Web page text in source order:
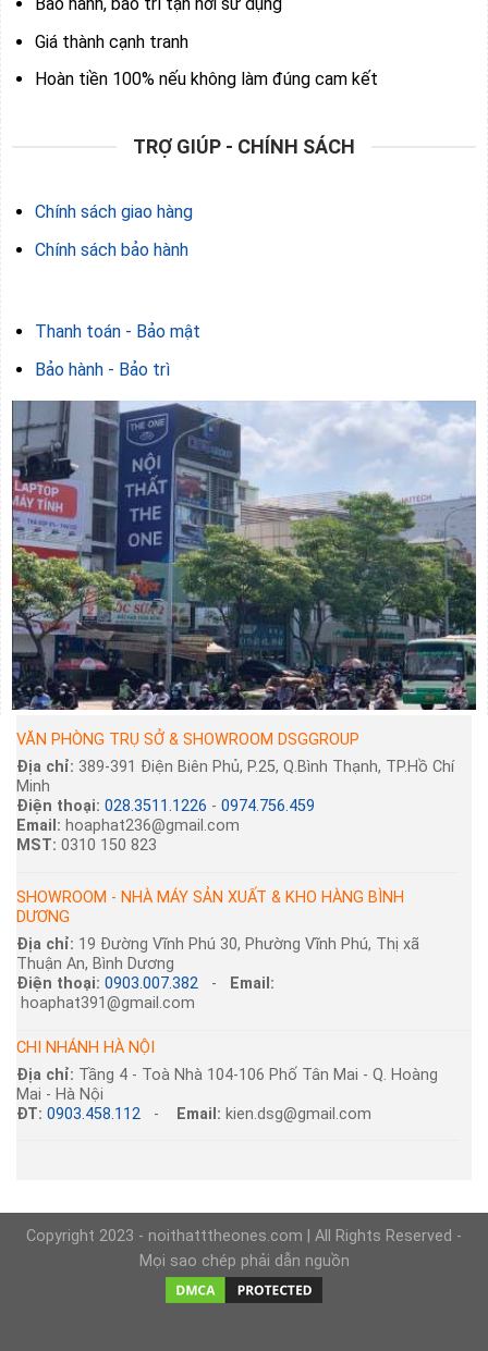
Giá thành cạnh tranh
Hoàn tiền 100% nếu không làm đúng cam kết
TRỢ GIÚP - CHÍNH SÁCH
Chính sách giao hàng
Chính sách bảo hành
Thanh toán - Bảo mật
Bảo hành - Bảo trì
VĂN PHÒNG TRỤ SỞ & SHOWROOM DSGGROUP
Địa chỉ: 389-391 Điện Biên Phủ, P.25, Q.Bình Thạnh, TP.Hồ Chí
Minh
Điện thoại: 028.3511.1226 - 0974.756.459
Email: hoaphat236@gmail.com
MST: 0310 150 823
SHOWROOM - NHÀ MÁY SẢN XUẤT & KHO HÀNG BÌNH
DƯƠNG
Địa chỉ: 19 Đường Vĩnh Phú 30, Phường Vĩnh Phú, Thị xã
Thuận An, Bình Dương
Điện thoại: 0903.007.382- Email:
hoaphat391@gmail.com
CHI NHÁNH HÀ NỘI
Địa chỉ: Tầng 4 - Toà Nhà 104-106 Phố Tân Mai - Q. Hoàng
Mai - Hà Nội
ĐT: 0903.458.112- Email: kien.dsg@gmail.com
Copyright 2023 - noithatttheones.com | All Rights Reserved -
Mọi sao chép phải dẫn nguồn